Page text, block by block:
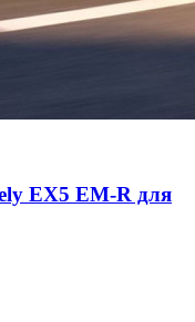
EX5 EM-R для